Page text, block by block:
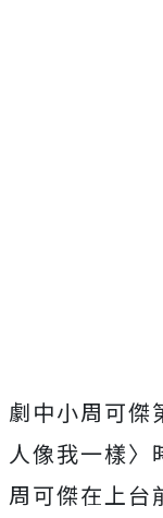
劇中小周可傑
人像我一樣〉
周可傑在上台